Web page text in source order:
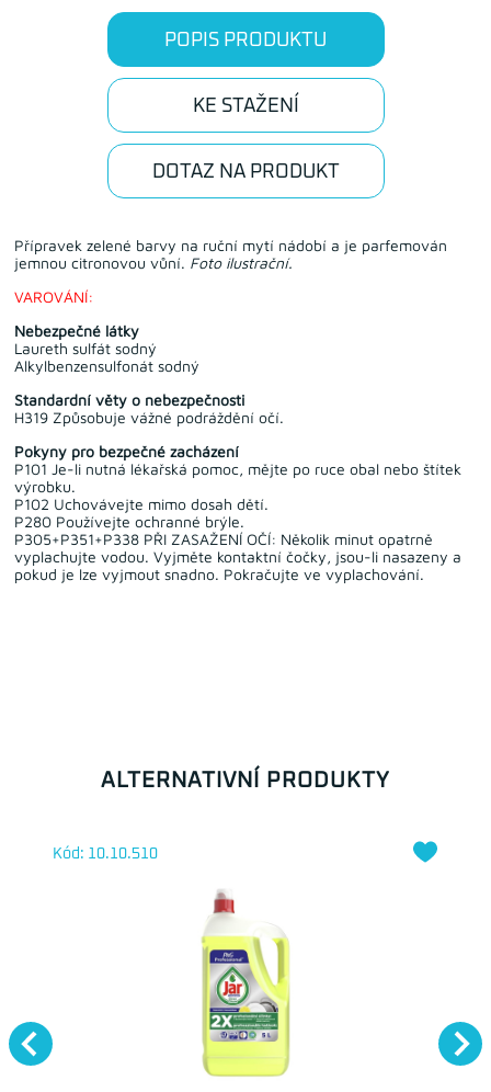
POPIS PRODUKTU
KE STAŽENÍ
DOTAZ NA PRODUKT
Přípravek zelené barvy na ruční mytí nádobí a je parfemován
jemnou citronovou vůní. Foto ilustrační.
VAROVÁNÍ:
Nebezpečné látky
Laureth sulfát sodný
Alkylbenzensulfonát sodný
Standardní věty o nebezpečnosti
H319 Způsobuje vážné podráždění očí.
Pokyny pro bezpečné zacházení
P101 Je-li nutná lékařská pomoc, mějte po ruce obal nebo štítek
výrobku.
P102 Uchovávejte mimo dosah dětí.
P280 Používejte ochranné brýle.
P305+P351+P338 PŘI ZASAŽENÍ OČÍ: Několik minut opatrně
vyplachujte vodou. Vyjměte kontaktní čočky, jsou-li nasazeny a
pokud je lze vyjmout snadno. Pokračujte ve vyplachování.
ALTERNATIVNÍ PRODUKTY
Kód: 10.10.510